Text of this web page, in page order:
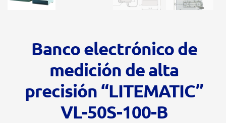
Banco electrónico de
medición de alta
precisión “LITEMATIC”
VL-50S-100-B